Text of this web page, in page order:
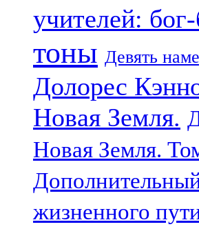
учителей:
тоны Девять
Долорес
Новая Земля.
Новая Земля.
жизненного